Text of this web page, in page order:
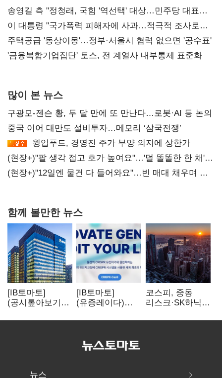
리모델링' 제안
송영길 측 "정청래, 국힘 '역선택' 대상…민주당 대표로
총선 지휘 못해"
이 대통령 "국가폭력 피해자에 사과…적극적 조사로
진실 밝혀야"
주택공급 '동상이몽'…정부·서울시 협력 없으면 '공수표'
'금융복합기업집단' 토스, 전 계열사 내부통제 표준화
많이 본 뉴스
구광모-젠슨 황, 두 달 만에 또 만난다…로봇·AI 등 논의
중국 이어 대만도 설비투자…메모리 ‘삼국전쟁’
윙입푸드, 경영진 주가 부양 의지에 상한가
(현장+)"팔 생각 접고 호가 높여요"…'덜 똘똘한 한 채'
20억 키맞추기
(현장+)"12일엔 물건 다 들어와요"…빈 매대 채우며 문
함께 볼만한 뉴스
[IB토마토]
(공시톺아보기)
바로 매출로
[IB토마토]
(유증레이다)
3분의 1 토막…
비용부터 챙긴다
코스피, 중동
리스크·SK하닉
뒷걸음
뉴스